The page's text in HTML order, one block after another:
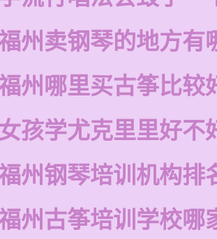
州卖钢琴的地方有
州哪里买古筝比较
女孩学尤克里里好不
州钢琴培训机构排
州古筝培训学校哪